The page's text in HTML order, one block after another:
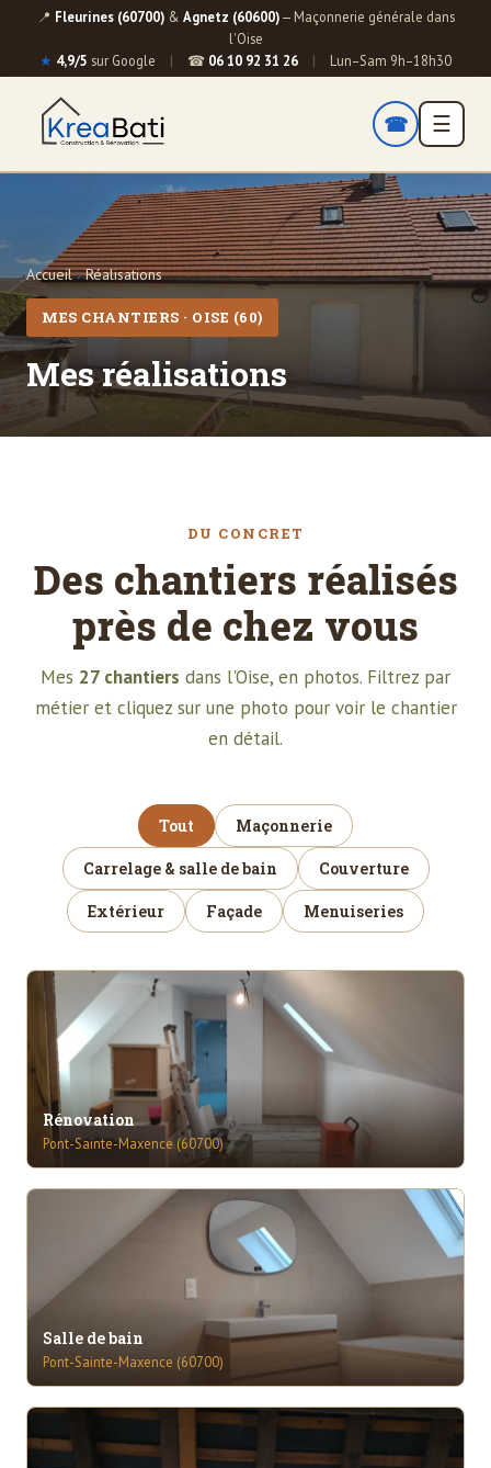
📍 Fleurines (60700)& Agnetz (60600)— Maçonnerie générale dans
l'Oise
★ 4,9/5 sur Google | ☎ 06 10 92 31 26 | Lun–Sam 9h–18h30
☎ ☰
Accueil ›Réalisations
MES CHANTIERS · OISE (60)
Mes réalisations
DU CONCRET
Des chantiers réalisés
près de chez vous
Mes 27 chantiers dans l'Oise, en photos. Filtrez par
métier et cliquez sur une photo pour voir le chantier
en détail.
Tout Maçonnerie
Carrelage & salle de bain Couverture
Extérieur Façade Menuiseries
Rénovation
Pont-Sainte-Maxence (60700)
Salle de bain
Pont-Sainte-Maxence (60700)